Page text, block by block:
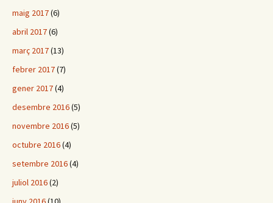
maig 2017(6)
abril 2017(6)
març 2017(13)
febrer 2017(7)
gener 2017(4)
desembre 2016(5)
novembre 2016(5)
octubre 2016(4)
setembre 2016(4)
juliol 2016(2)